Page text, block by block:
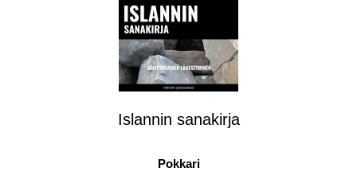
Islannin sanakirja
Pokkari